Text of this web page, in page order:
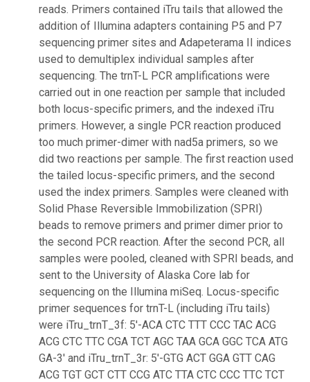
reads. Primers contained iTru tails that allowed the
addition of Illumina adapters containing P5 and P7
sequencing primer sites and Adapeterama II indices
used to demultiplex individual samples after
sequencing. The trnT-L PCR amplifications were
carried out in one reaction per sample that included
both locus-specific primers, and the indexed iTru
primers. However, a single PCR reaction produced
too much primer-dimer with nad5a primers, so we
did two reactions per sample. The first reaction used
the tailed locus-specific primers, and the second
used the index primers. Samples were cleaned with
Solid Phase Reversible Immobilization (SPRI)
beads to remove primers and primer dimer prior to
the second PCR reaction. After the second PCR, all
samples were pooled, cleaned with SPRI beads, and
sent to the University of Alaska Core lab for
sequencing on the Illumina miSeq. Locus-specific
primer sequences for trnT-L (including iTru tails)
were iTru_trnT_3f: 5'-ACA CTC TTT CCC TAC ACG
ACG CTC TTC CGA TCT AGC TAA GCA GGC TCA ATG
GA-3' and iTru_trnT_3r: 5'-GTG ACT GGA GTT CAG
ACG TGT GCT CTT CCG ATC TTA CTC CCC TTC TCT